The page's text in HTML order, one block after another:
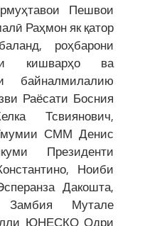
Пешвои
Раҳмон як қатор
роҳбарони
кишварҳо ва
байналмилалию
Раёсати Босния
Тсвиянович,
СММ Денис
Президенти
Ноиби
Дакошта,
Замбия Мутале